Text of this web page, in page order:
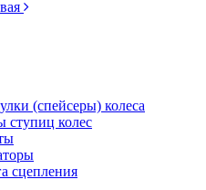
(спейсеры) колеса
ступиц колес
сцепления